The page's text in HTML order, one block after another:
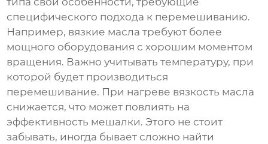
специфического подхода к перемешиванию.
Например, вязкие масла требуют более
мощного оборудования с хорошим моментом
вращения. Важно учитывать температуру, при
которой будет производиться
перемешивание. При нагреве вязкость масла
снижается, что может повлиять на
эффективность мешалки. Этого не стоит
забывать, иногда бывает сложно найти